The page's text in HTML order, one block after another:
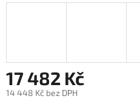
17 482 Kč
14 448 Kč bez DPH